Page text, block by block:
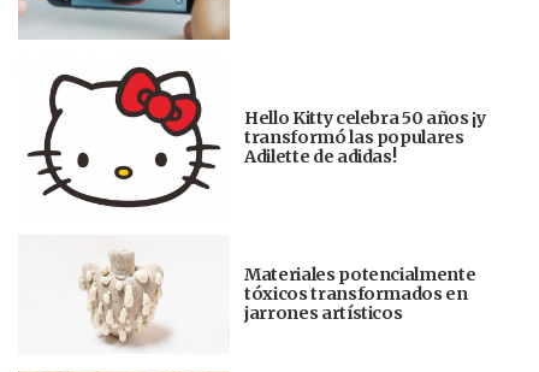
Hello Kitty celebra 50 años ¡y
transformó las populares
Adilette de adidas!
Materiales potencialmente
tóxicos transformados en
jarrones artísticos